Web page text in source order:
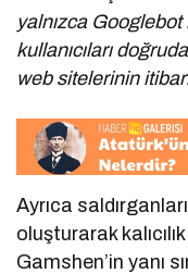
yalnızca
kullanıcıları
web sitelerinin
Ayrıca
oluşturarak
Gamshen’in yanı